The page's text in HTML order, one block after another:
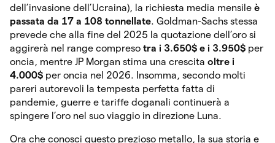
dell’invasione dell’Ucraina), la richiesta media mensile è
passata da 17 a 108 tonnellate. Goldman-Sachs stessa
prevede che alla fine del 2025 la quotazione dell’oro si
aggirerà nel range compreso tra i 3.650$ e i 3.950$ per
oncia, mentre JP Morgan stima una crescita oltre i
4.000$ per oncia nel 2026. Insomma, secondo molti
pareri autorevoli la tempesta perfetta fatta di
pandemie, guerre e tariffe doganali continuerà a
spingere l’oro nel suo viaggio in direzione Luna.
Ora che conosci questo prezioso metallo, la sua storia e